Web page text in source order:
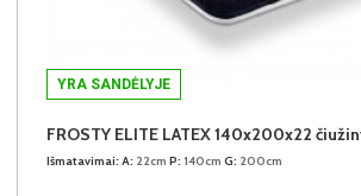
YRA SANDĖLYJE
FROSTY ELITE LATEX 140x200x22
Išmatavimai: A: 22cm P: 140cm G: 200cm